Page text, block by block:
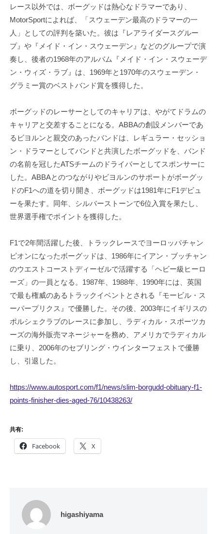
レース以外では、ボーグッドは熱心なドラマーであり、
MotorSportによれば、「スウェーデン最高のドラマーの一
人」としての評判を築いた。彼は『レアライダースグルー
プ』や『メイド・イン・スウェーデン』などのグループで演
奏し、後者の1968年のアルバム『メイド・イン・スウェーデ
ン・ウィズ・ラブ』は、1969年と1970年のスウェーデン・
グラミー賞のベストバンド賞を獲得した。
ボーグッドのレーサーとしてのキャリアは、やがてドラムの
キャリアと交差することになる。ABBAの創設メンバーであ
るビヨルンと親交のあったバンドは、レギュラー・セッショ
ン・ドラマーとしてバンドと共演したボーグッドを、バンド
の名前を冠したATSチームのドライバーとしてスポンサーに
した。ABBAとのつながりやビヨルンのサポートがボーグッ
ドのF1への道を切り開き、ボーグッドは1981年にF1デビュ
ーを果たす。同年、シルバーストーンで6位入賞を果たし、
世界選手権でポイントを獲得した。
F1で2年間活躍した後、トラックレースでヨーロッパチャン
ピオンになったボーグッドは、1986年にイアン・ブッチャン
のウエストコーストディーゼルで活躍する「ヘビー級ヒーロ
ーズ」の一員となる。1987年、1988年、1990年には、英国
で最も権威のあるトラックイベントとされる『モービル・ス
ーパープリクス』で優勝した。その後、2003年にイギリスの
ポルシェクラブのレースに参加し、ラディカル・スポーツカ
ーズの海外販売マネージャーを務め、アメリカでラディカル
に乗り、2006年のセブリング・ウインターフェストで優勝
し、引退した。
https://www.autosport.com/f1/news/slim-borgudd-obituary-f1-
points-finisher-dies-aged-76/10438263/
共有:
Facebook X
higashiyama